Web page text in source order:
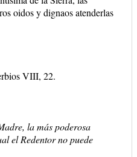
oidos y dignaos atenderlas
VIII, 22.
la más poderosa
el Redentor no puede